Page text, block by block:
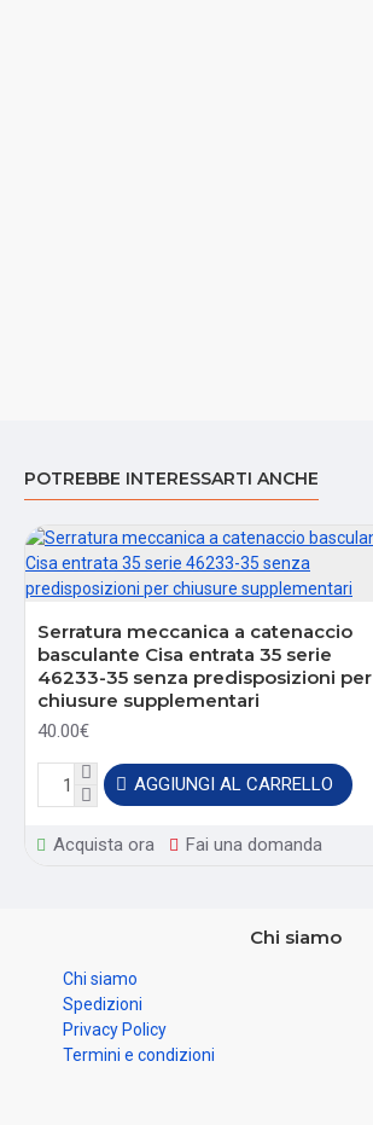
POTREBBE INTERESSARTI ANCHE
Serratura meccanica a catenaccio
basculante Cisa entrata 35 serie
46233-35 senza predisposizioni per
chiusure supplementari
40.00€
AGGIUNGI AL CARRELLO
Acquista ora Fai una domanda
Chi siamo
Chi siamo
Spedizioni
Privacy Policy
Termini e condizioni